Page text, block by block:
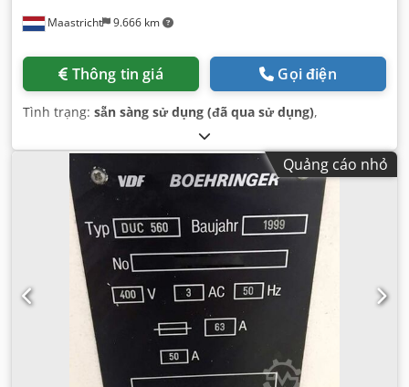
Maastricht 9.666 km
Thông tin giá Gọi điện
Tình trạng: sẵn sàng sử dụng (đã qua sử dụng),
Quảng cáo nhỏ